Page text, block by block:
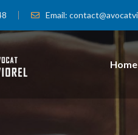
Email:
Home